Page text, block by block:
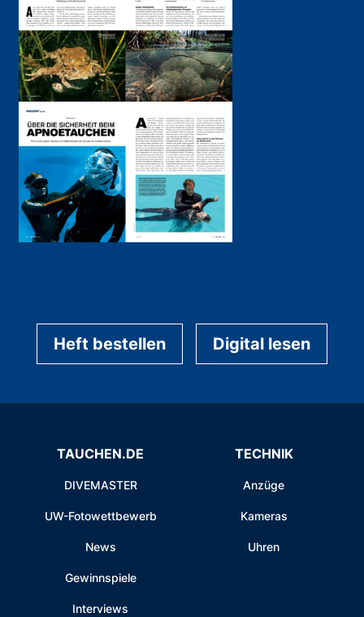
Heft bestellen Digital lesen
TAUCHEN.DE
DIVEMASTER
UW-Fotowettbewerb
News
Gewinnspiele
Interviews
TECHNIK
Anzüge
Kameras
Uhren